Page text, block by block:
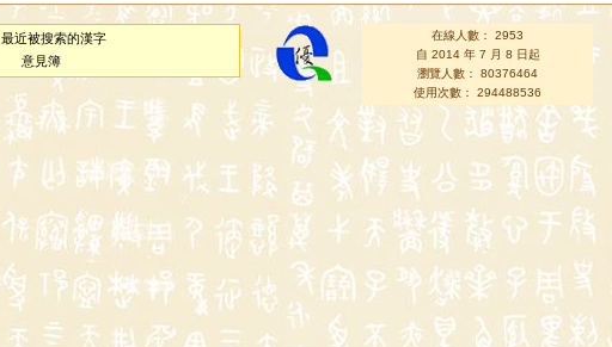
最近被搜索的漢字
意見簿
在線人數： 2953
自 2014 年 7 月 8 日起
瀏覽人數： 80376464
使用次數： 294488536